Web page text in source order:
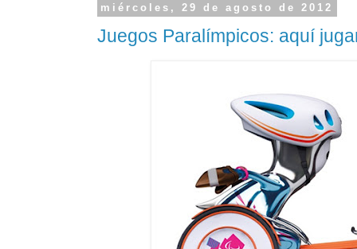
miércoles, 29 de agosto de 2012
Juegos Paralímpicos: aquí